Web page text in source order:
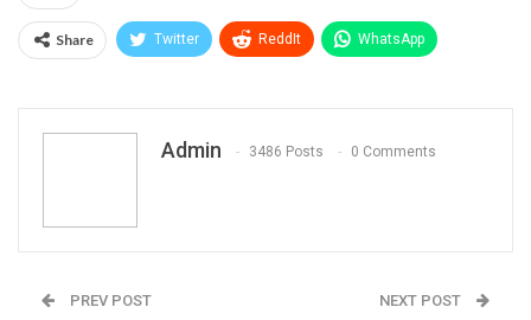
Share Twitter ReddIt WhatsApp
Admin 3486 Posts 0 Comments
PREV POST NEXT POST